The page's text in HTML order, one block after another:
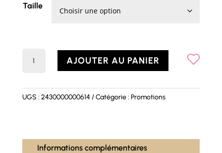
Taille
ELENA
AJOUTER AU PANIER
UGS : 2430000000614 Catégorie : Promotions
Informations complémentaires